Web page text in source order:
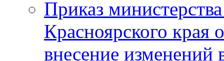
Приказ
Красноярского
внесение изменений